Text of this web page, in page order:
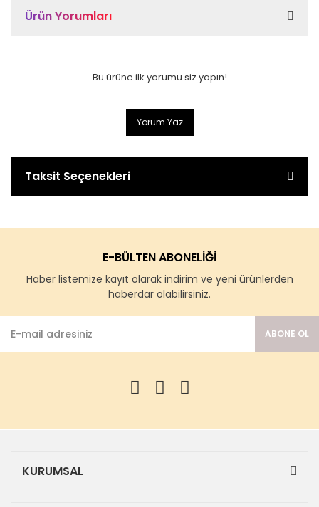
Ürün Yorumları
Bu ürüne ilk yorumu siz yapın!
Yorum Yaz
Taksit Seçenekleri
E-BÜLTEN ABONELİĞİ
Haber listemize kayıt olarak indirim ve yeni ürünlerden
haberdar olabilirsiniz.
ABONE OL
KURUMSAL